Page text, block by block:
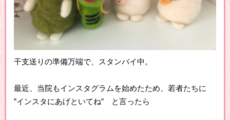
干支送りの準備万端で、スタンバイ中。
最近、当院もインスタグラムを始めたため、若者たちに
”インスタにあげといてね” と言ったら